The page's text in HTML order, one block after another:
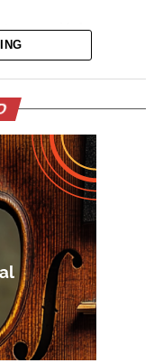
de
fue retirado de la
imágenes del
de la
de
en vivo
a los